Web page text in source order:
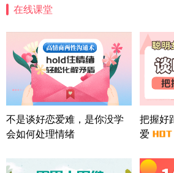
方案
广东-广州 188****5632
微信用户 司马锘 通过此
方案
湖北-武汉 135****7410
微信用户 困困魚? 通过
方案
陕西-西安 139****6283
在线课堂
不是谈好恋爱难，是你没学
会如何处理情绪
把握好
爱